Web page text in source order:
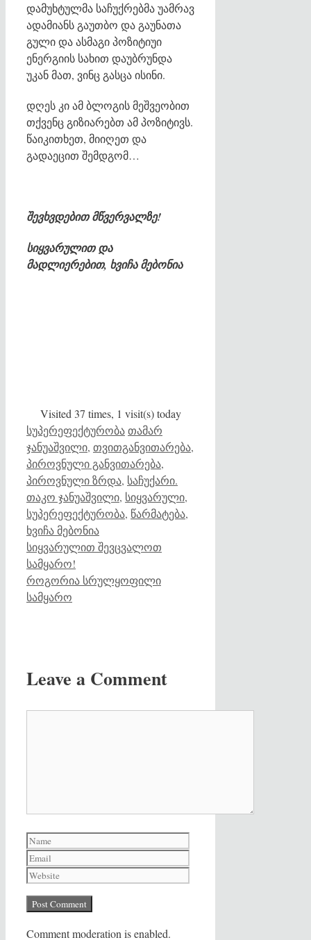
დამუხტულმა საჩუქრებმა უამრავ
ადამიანს გაუთბო და გაუნათა
გული და ასმაგი პოზიტიუი
ენერგიის სახით დაუბრუნდა
უკან მათ, ვინც გასცა ისინი.
დღეს კი ამ ბლოგის მეშვეობით
თქვენც გიზიარებთ ამ პოზიტივს.
წაიკითხეთ, მიიღეთ და
გადაეცით შემდგომ…
შევხვდებით მწვერვალზე!
სიყვარულით და
მადლიერებით, ხვიჩა მებონია
Visited 37 times, 1 visit(s) today
Categories
სუპერეფექტურობაTags
თამარ
ჯანუაშვილი, თვითგანვითარება,
პიროვნული განვითარება,
პიროვნული ზრდა, საჩუქარი.
თაკო ჯანუაშვილი, სიყვარული,
სუპერეფექტურობა, წარმატება,
ხვიჩა მებონია
სიყვარულით შევცვალოთ
სამყარო!
როგორია სრულყოფილი
სამყარო
Leave a Comment
Name
Comment moderation is enabled.